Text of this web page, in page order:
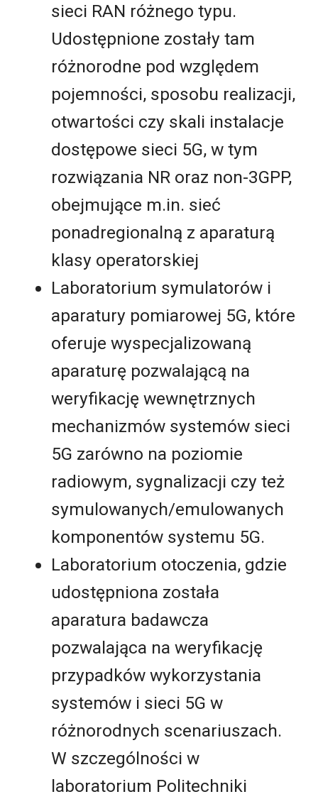
sieci RAN różnego typu.
Udostępnione zostały tam
różnorodne pod względem
pojemności, sposobu realizacji,
otwartości czy skali instalacje
dostępowe sieci 5G, w tym
rozwiązania NR oraz non-3GPP,
obejmujące m.in. sieć
ponadregionalną z aparaturą
klasy operatorskiej
Laboratorium symulatorów i
aparatury pomiarowej 5G, które
oferuje wyspecjalizowaną
aparaturę pozwalającą na
weryfikację wewnętrznych
mechanizmów systemów sieci
5G zarówno na poziomie
radiowym, sygnalizacji czy też
symulowanych/emulowanych
komponentów systemu 5G.
Laboratorium otoczenia, gdzie
udostępniona została
aparatura badawcza
pozwalająca na weryfikację
przypadków wykorzystania
systemów i sieci 5G w
różnorodnych scenariuszach.
W szczególności w
laboratorium Politechniki